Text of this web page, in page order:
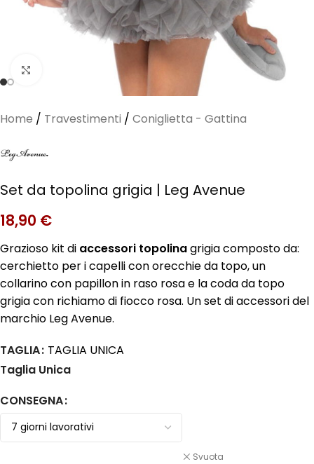
Clicca per ingrandire
Home / Travestimenti / Coniglietta - Gattina
Set da topolina grigia | Leg Avenue
18,90 €
Grazioso kit di accessori topolinagrigia composto da:
cerchietto per i capelli con orecchie da topo, un
collarino con papillon in raso rosa e la coda da topo
grigia con richiamo di fiocco rosa. Un set di accessori del
marchio Leg Avenue.
TAGLIA TAGLIA UNICA
Taglia Unica
CONSEGNA
Svuota